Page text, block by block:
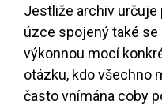
Jestliže archiv určuje
úzce spojený také se
výkonnou mocí
otázku, kdo všechno
často vnímána coby